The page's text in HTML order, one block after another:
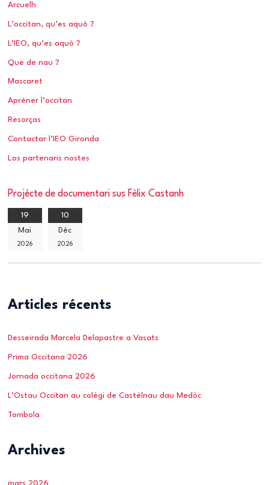
r
c
h
e
r
Arcuelh
L’occitan, qu’es aquò ?
L’IEO, qu’es aquò ?
Que de nau ?
Mascaret
Apréner l’occitan
Resorças
Contactar l’IEO Gironda
Los partenaris nostes
Projècte de documentari sus Fèlix Castanh
19
Mai
2026
10
Déc
2026
Articles récents
Desseirada Marcela Delapastre a Vasats
Prima Occitana 2026
Jornada occitana 2026
L’Ostau Occitan au colègi de Castèlnau dau Medòc
Tombola
Archives